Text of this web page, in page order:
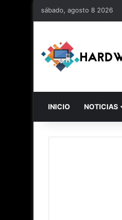
sábado, agosto 8 2026
INICIO NOTICIAS